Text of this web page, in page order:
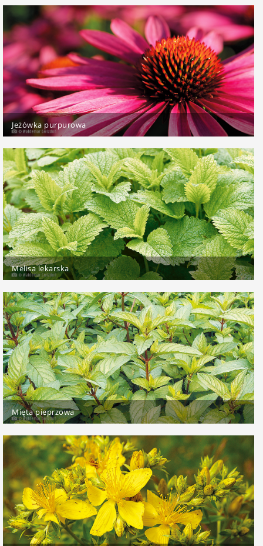
Jeżówka purpurowa
Melisa lekarska
Mięta pieprzowa